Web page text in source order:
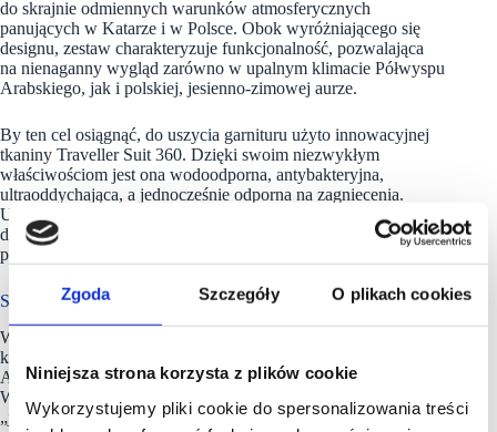
Zgoda Szczegóły O plikach cookies
Niniejsza strona korzysta z plików cookie
Wykorzystujemy pliki cookie do spersonalizowania treści
do skrajnie odmiennych warunków atmosferycznych
panujących w Katarze i w Polsce. Obok wyróżniającego się
designu, zestaw charakteryzuje funkcjonalność, pozwalająca
na nienaganny wygląd zarówno w upalnym klimacie Półwyspu
Arabskiego, jak i polskiej, jesienno-zimowej aurze.
By ten cel osiągnąć, do uszycia garnituru użyto innowacyjnej
tkaniny Traveller Suit 360. Dzięki swoim niezwykłym
właściwościom jest ona wodoodporna, antybakteryjna,
ultraoddychająca, a jednocześnie odporna na zagniecenia.
Użycie materiału pochodzącego od renomowanego włoskiego
dostawcy sprawia, że zestaw nie tylko prezentuje się elegancko
przez cały dzień, ale również zapewnia komfort użytkowania.
Strój dostępny w salonach Vistula
W wybranych salonach Vistula kibice reprezentacji będą mogli
kupić replikę stroju, w którym wystąpią Robert Lewandowski,
Arkadiusz Milik, Grzegorz Krychowiak, Piotr Zieliński,
Wojciech Szczęsny, Kamil Glik i pozostali zawodnicy
„jedenastki” oraz drużyny rezerwowej. Dodatkowo marka